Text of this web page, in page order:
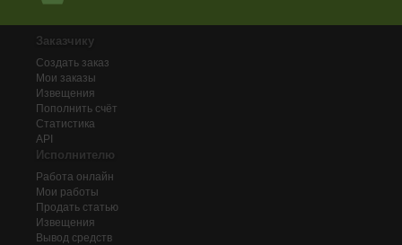
Заказчику
Создать заказ
Мои заказы
Извещения
Пополнить счёт
Статистика
API
Исполнителю
Работа онлайн
Мои работы
Продать статью
Извещения
Вывод средств